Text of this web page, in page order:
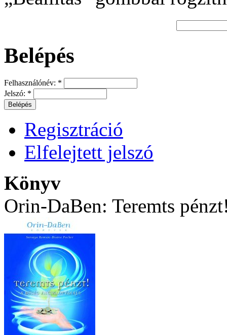
Belépés
Felhasználónév: *
Jelszó: *
Regisztráció
Elfelejtett jelszó
Könyv
Orin-DaBen: Teremts